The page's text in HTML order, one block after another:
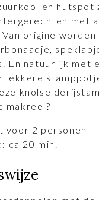
en
met
origine
En natuurlijk met
lekkere
makreel?
voor 2 personen
ca 20 min.